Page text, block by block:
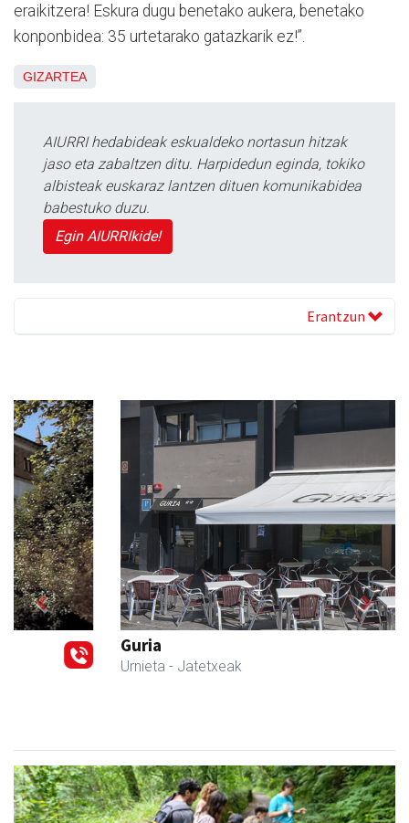
eraikitzera! Eskura dugu benetako aukera, benetako
konponbidea: 35 urtetarako gatazkarik ez!”.
GIZARTEA
AIURRI hedabideak eskualdeko nortasun hitzak
jaso eta zabaltzen ditu. Harpidedun eginda, tokiko
albisteak euskaraz lantzen dituen komunikabidea
babestuko duzu.
Egin AIURRIkide!
Erantzun
- Jatetxeak
Previous Next